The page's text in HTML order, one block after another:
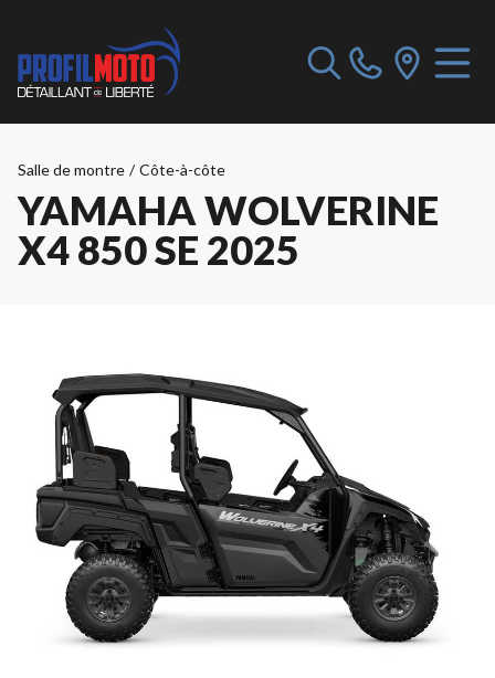
Salle de montre / Côte-à-côte
YAMAHA WOLVERINE
X4 850 SE 2025